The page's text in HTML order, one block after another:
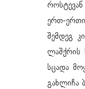
ერთ-
შემდეგ
ლაშქრის
სცადა
გახლიჩა